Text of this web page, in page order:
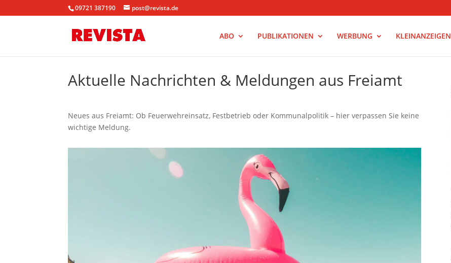
09721 387190 post@revista.de
ABO PUBLIKATIONEN WERBUNG KLEINANZEIGEN
Aktuelle Nachrichten & Meldungen aus Freiamt
Neues aus Freiamt: Ob Feuerwehreinsatz, Festbetrieb oder Kommunalpolitik – hier verpassen Sie keine
wichtige Meldung.